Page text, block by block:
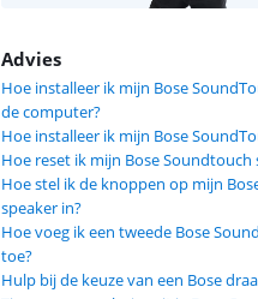
Advies
Hoe installeer ik mijn Bose
de computer?
Hoe installeer ik mijn Bose
Hoe reset ik mijn Bose Soundtouch
Hoe stel ik de knoppen op mijn
speaker in?
Hoe voeg ik een tweede Bose
toe?
Hulp bij de keuze van een Bose